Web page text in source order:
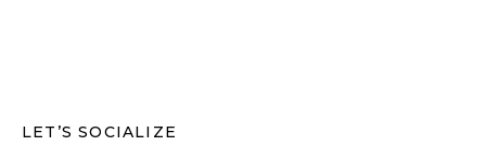
LET’S SOCIALIZE